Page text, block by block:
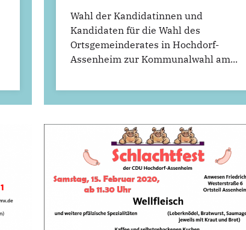
Wahl der Kandidatinnen und
Kandidaten für die Wahl des
Ortsgemeinderates in Hochdorf-
Assenheim zur Kommunalwahl am...